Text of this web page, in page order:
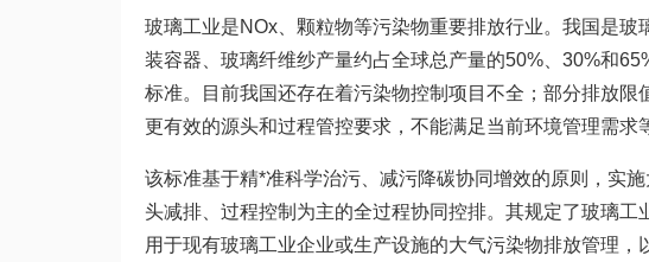
玻璃工业是NOx、颗粒物等污染物重要排放行业。我国是
装容器、玻璃纤维纱产量约占全球总产量的50%、30%和
标准。目前我国还存在着污染物控制项目不全；部分排放
更有效的源头和过程管控要求，不能满足当前环境管理需求
该标准基于精*准科学治污、减污降碳协同增效的原则，实
头减排、过程控制为主的全过程协同控排。其规定了玻璃
用于现有玻璃工业企业或生产设施的大气污染物排放管理